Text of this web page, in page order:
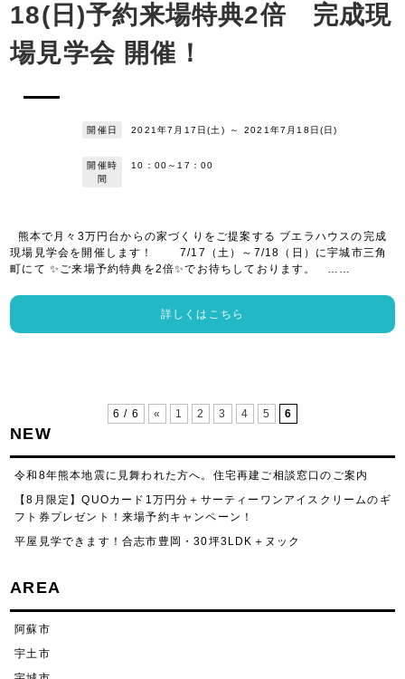
18(日)予約来場特典2倍 完成現
場見学会 開催！
開催日 2021年7月17日(土) ～ 2021年7月18日(日)
開催時
間
10：00～17：00
熊本で月々3万円台からの家づくりをご提案する ブエラハウスの完成
現場見学会を開催します！ 7/17（土）～7/18（日）に宇城市三角
町にて ✨ご来場予約特典を2倍✨でお待ちしております。 ……
詳しくはこちら
6 / 6 « 1 2 3 4 5 6
NEW
令和8年熊本地震に見舞われた方へ。住宅再建ご相談窓口のご案内
【8月限定】QUOカード1万円分＋サーティーワンアイスクリームのギ
フト券プレゼント！来場予約キャンペーン！
平屋見学できます！合志市豊岡・30坪3LDK＋ヌック
AREA
阿蘇市
宇土市